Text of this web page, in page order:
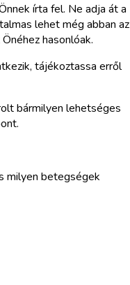
írta fel. Ne adja át a
lehet még abban az
hasonlóak.
tájékoztassa erről
bármilyen lehetséges
milyen betegségek